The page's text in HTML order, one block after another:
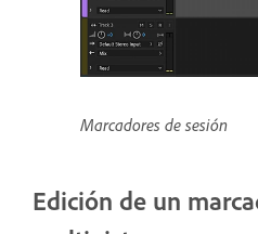
Marcadores de sesión
Edición de un